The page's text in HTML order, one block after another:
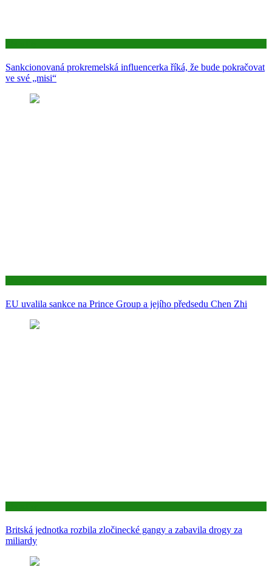
Sankcionovaná prokremelská influencerka říká, že bude pokračovat
ve své „misi“
EU uvalila sankce na Prince Group a jejího předsedu Chen Zhi
Britská jednotka rozbila zločinecké gangy a zabavila drogy za
miliardy